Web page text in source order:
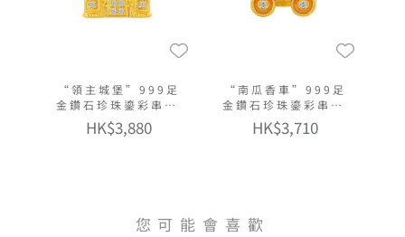
“領主城堡”999足
金鑽石珍珠鎏彩串飾
連手繩
HK$3,880
“南瓜香車”999足
金鑽石珍珠鎏彩串飾
連手繩
HK$3,710
您可能會喜歡